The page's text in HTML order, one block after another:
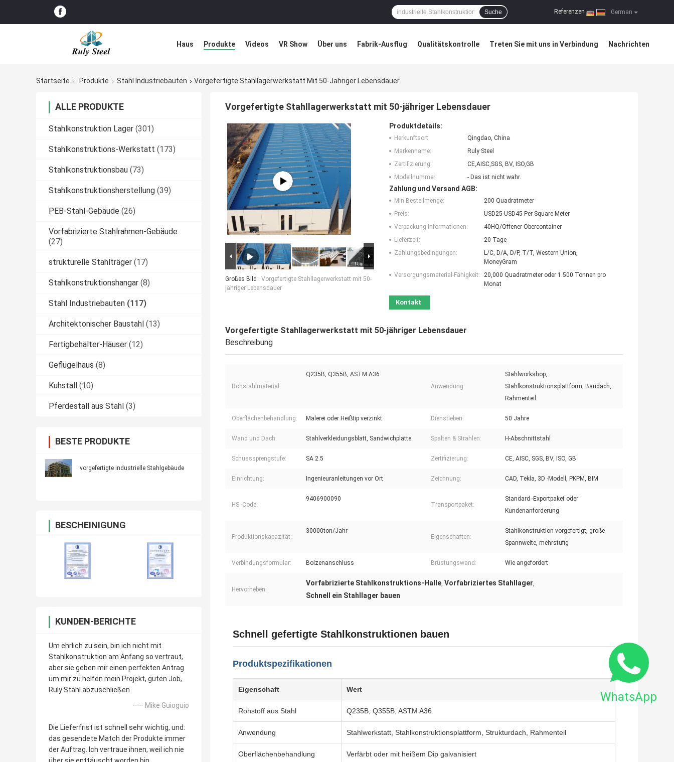
German
Referenzen |
Suche
Haus Produkte Videos VR Show Über uns Fabrik-Ausflug Qualitätskontrolle Treten Sie mit uns in Verbindung Nachrichten
Startseite
Produkte Stahl Industriebauten Vorgefertigte Stahllagerwerkstatt Mit 50-Jähriger Lebensdauer
ALLE PRODUKTE
Stahlkonstruktion Lager (301)
Stahlkonstruktions-Werkstatt (173)
Stahlkonstruktionsbau (73)
Stahlkonstruktionsherstellung (39)
PEB-Stahl-Gebäude (26)
Vorfabrizierte Stahlrahmen-Gebäude
(27)
strukturelle Stahlträger (17)
Stahlkonstruktionshangar (8)
Stahl Industriebauten (117)
Architektonischer Baustahl (13)
Fertigbehälter-Häuser (12)
Geflügelhaus (8)
Kuhstall (10)
Pferdestall aus Stahl (3)
BESTE PRODUKTE
vorgefertigte industrielle Stahlgebäude
BESCHEINIGUNG
KUNDEN-BERICHTE
Um ehrlich zu sein, bin ich nicht mit
Stahlkonstruktion am Anfang so vertraut,
aber sie geben mir einen perfekten Antrag
um mir zu helfen mein Projekt, guten Job,
Ruly Stahl abzuschließen
—— Mike Guioguio
Die Lieferfrist ist schnell sehr wichtig, und:
das gesendete Match der Produkte immer
der Auftrag. Ich vertraue ihnen, weil ich nie
Vorgefertigte Stahllagerwerkstatt mit 50-jähriger Lebensdauer
Großes Bild : Vorgefertigte Stahllagerwerkstatt mit 50-
jähriger Lebensdauer
Produktdetails:
Herkunftsort:
Qingdao, China
Markenname:
Ruly Steel
Zertifizierung:
CE,AISC,SGS, BV, ISO,GB
Modellnummer:
- Das ist nicht wahr.
Zahlung und Versand AGB:
Min Bestellmenge:
200 Quadratmeter
Preis:
USD25-USD45 Per Square Meter
Verpackung Informationen:
40HQ/Offener Obercontainer
Lieferzeit:
20 Tage
Zahlungsbedingungen:
L/C, D/A, D/P, T/T, Western Union,
MoneyGram
Versorgungsmaterial-Fähigkeit:
20,000 Quadratmeter oder 1.500 Tonnen pro
Monat
Kontakt
Vorgefertigte Stahllagerwerkstatt mit 50-jähriger Lebensdauer
Beschreibung
Rohstahlmaterial:
Q235B, Q355B, ASTM A36
Anwendung:
Stahlworkshop,
Stahlkonstruktionsplattform, Baudach,
Rahmenteil
Oberflächenbehandlung: Malerei oder Heißtip verzinkt Dienstleben: 50 Jahre
Wand und Dach: Stahlverkleidungsblatt, Sandwichplatte Spalten & Strahlen: H-Abschnittstahl
Schusssprengstufe: SA 2.5 Zertifizierung: CE, AISC, SGS, BV, ISO, GB
Einrichtung: Ingenieuranleitungen vor Ort Zeichnung: CAD, Tekla, 3D -Modell, PKPM, BIM
HS -Code:
9406900090
Transportpaket:
Standard -Exportpaket oder
Kundenanforderung
Produktionskapazität:
30000ton/Jahr
Eigenschaften:
Stahlkonstruktion vorgefertigt, große
Spannweite, mehrstufig
Verbindungsformular: Bolzenanschluss Brüstungswand: Wie angefordert
Hervorheben:
Vorfabrizierte Stahlkonstruktions-Halle, Vorfabriziertes Stahllager,
Schnell ein Stahllager bauen
Schnell gefertigte Stahlkonstruktionen bauen
Produktspezifikationen
Eigenschaft Wert
Rohstoff aus Stahl Q235B, Q355B, ASTM A36
Anwendung Stahlwerkstatt, Stahlkonstruktionsplattform, Strukturdach, Rahmenteil
Oberflächenbehandlung Verfärbt oder mit heißem Dip galvanisiert
WhatsApp